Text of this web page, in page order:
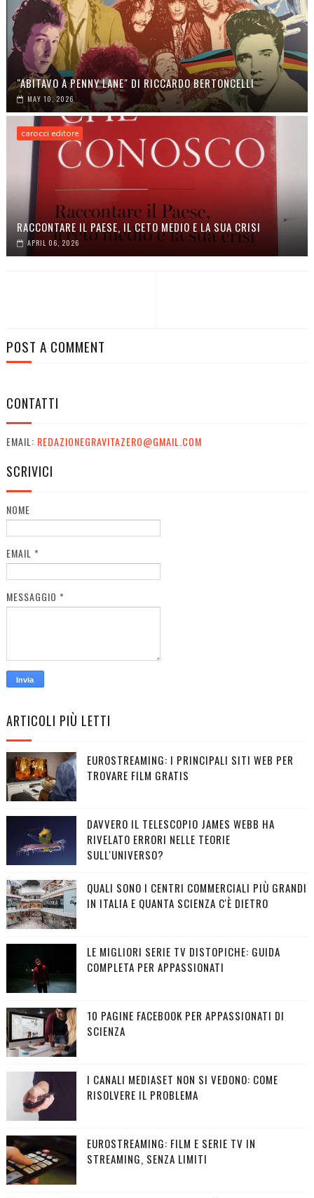
"ABITAVO A PENNY LANE" DI RICCARDO BERTONCELLI
MAY 10, 2026
carocci editore
RACCONTARE IL PAESE, IL CETO MEDIO E LA SUA CRISI
APRIL 06, 2026
POST A COMMENT
CONTATTI
EMAIL: REDAZIONEGRAVITAZERO@GMAIL.COM
SCRIVICI
NOME
EMAIL *
MESSAGGIO *
ARTICOLI PIÙ LETTI
EUROSTREAMING: I PRINCIPALI SITI WEB PER
TROVARE FILM GRATIS
DAVVERO IL TELESCOPIO JAMES WEBB HA
RIVELATO ERRORI NELLE TEORIE
SULL'UNIVERSO?
QUALI SONO I CENTRI COMMERCIALI PIÙ GRANDI
IN ITALIA E QUANTA SCIENZA C'È DIETRO
LE MIGLIORI SERIE TV DISTOPICHE: GUIDA
COMPLETA PER APPASSIONATI
10 PAGINE FACEBOOK PER APPASSIONATI DI
SCIENZA
I CANALI MEDIASET NON SI VEDONO: COME
RISOLVERE IL PROBLEMA
EUROSTREAMING: FILM E SERIE TV IN
STREAMING, SENZA LIMITI